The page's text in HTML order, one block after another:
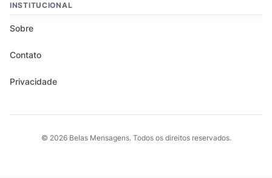
INSTITUCIONAL
Sobre
Contato
Privacidade
© 2026 Belas Mensagens. Todos os direitos reservados.